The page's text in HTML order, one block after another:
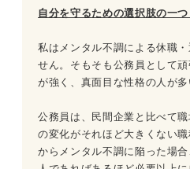
自分を守るための選択肢の一
私はメンタル不調による休職
せん。そもそも公務員として
が強く、真面目な性格の人が多
公務員は、民間企業と比べて
の変化がそれほど大きくない
からメンタル不調に陥った場